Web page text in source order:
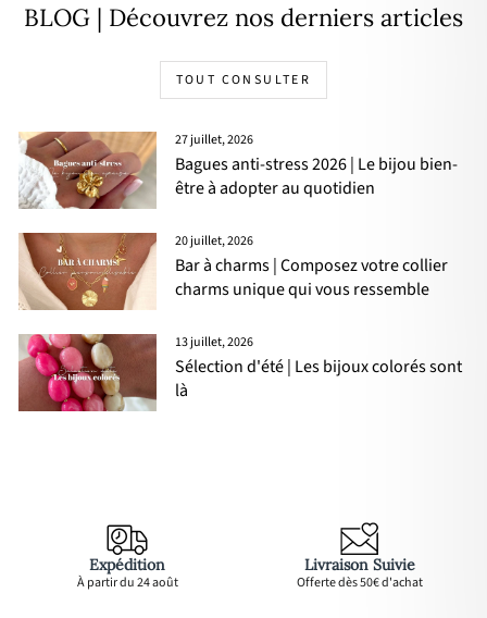
BLOG | Découvrez nos derniers articles
TOUT CONSULTER
27 juillet, 2026
Bagues anti-stress 2026 | Le bijou bien-
être à adopter au quotidien
20 juillet, 2026
Bar à charms | Composez votre collier
charms unique qui vous ressemble
13 juillet, 2026
Sélection d'été | Les bijoux colorés sont
là
Expédition
À partir du 24 août
Livraison Suivie
Offerte dès 50€ d'achat